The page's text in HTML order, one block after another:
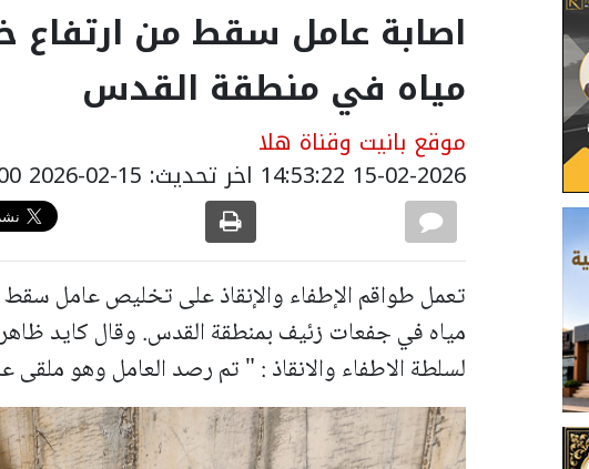
اصابة عامل سقط من ارتفاع
مياه في منطقة القدس
موقع بانيت وقناة هلا
15-02-2026 14:53:22 اخر تحديث: 15-02-2026 18:22:00
تعمل طواقم الإطفاء والإنقاذ على تخليص عامل سقط
مياه في جفعات زئيف بمنطقة القدس. وقال كايد ظاهر
لسلطة الاطفاء والانقاذ : " تم رصد العامل وهو ملقى